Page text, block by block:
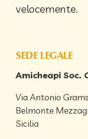
velocemente.
SEDE LEGALE
Amicheapi Soc.
Via Antonio
Belmonte
Sicilia